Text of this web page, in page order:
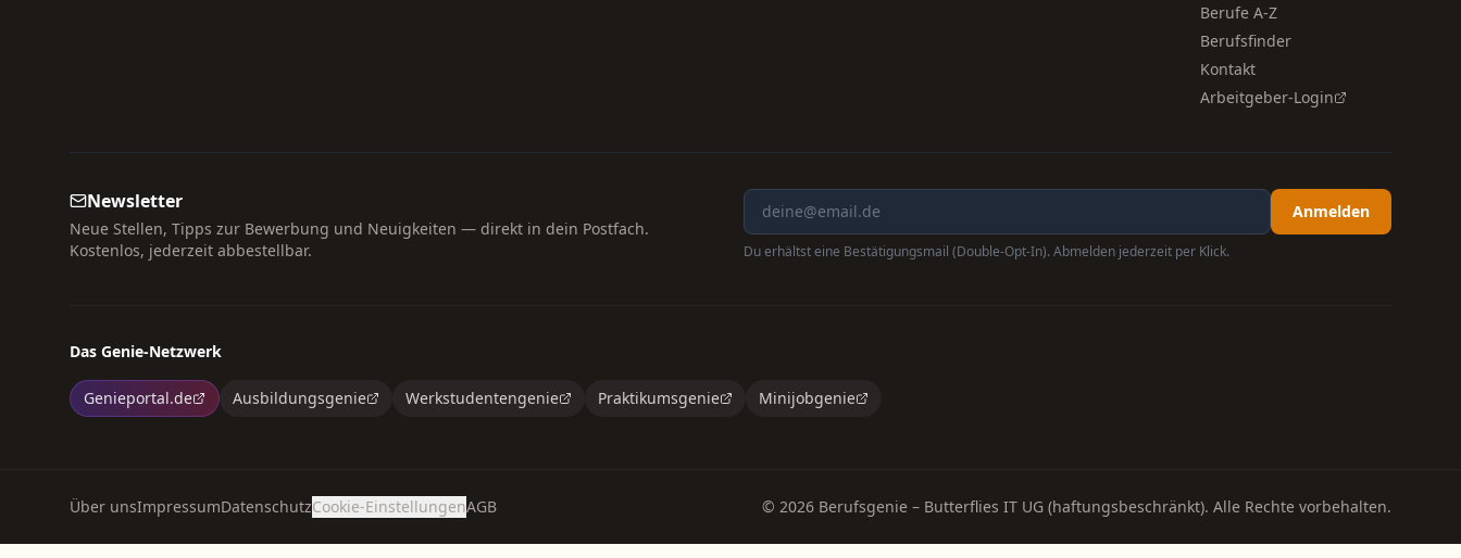
Berufe A-Z
Berufsfinder
Kontakt
Arbeitgeber-Login
Newsletter
Neue Stellen, Tipps zur Bewerbung und Neuigkeiten — direkt in dein Postfach.
Kostenlos, jederzeit abbestellbar.
Anmelden
Du erhältst eine Bestätigungsmail (Double-Opt-In). Abmelden jederzeit per Klick.
Das Genie-Netzwerk
Genieportal.de Ausbildungsgenie Werkstudentengenie Praktikumsgenie Minijobgenie
Über unsImpressumDatenschutzCookie-EinstellungenAGB © 2026 Berufsgenie – Butterflies IT UG (haftungsbeschränkt). Alle Rechte vorbehalten.